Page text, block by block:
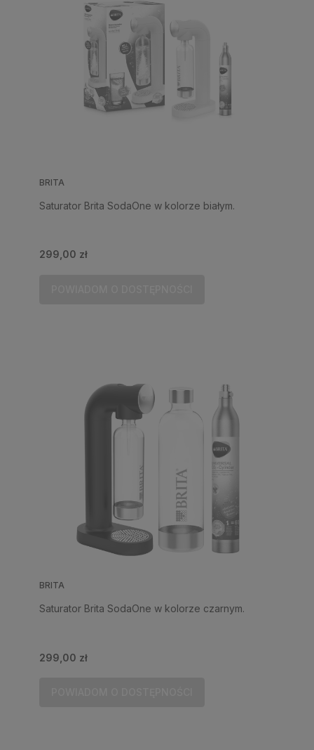
BRITA
Saturator Brita SodaOne w kolorze białym.
299,00 zł
BRITA
Saturator Brita SodaOne w kolorze czarnym.
299,00 zł